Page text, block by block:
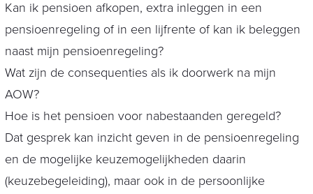
Kan ik pensioen afkopen, extra inleggen in een
pensioenregeling of in een lijfrente of kan ik beleggen
naast mijn pensioenregeling?
Wat zijn de consequenties als ik doorwerk na mijn
AOW?
Hoe is het pensioen voor nabestaanden geregeld?
Dat gesprek kan inzicht geven in de pensioenregeling
en de mogelijke keuzemogelijkheden daarin
(keuzebegeleiding), maar ook in de persoonlijke